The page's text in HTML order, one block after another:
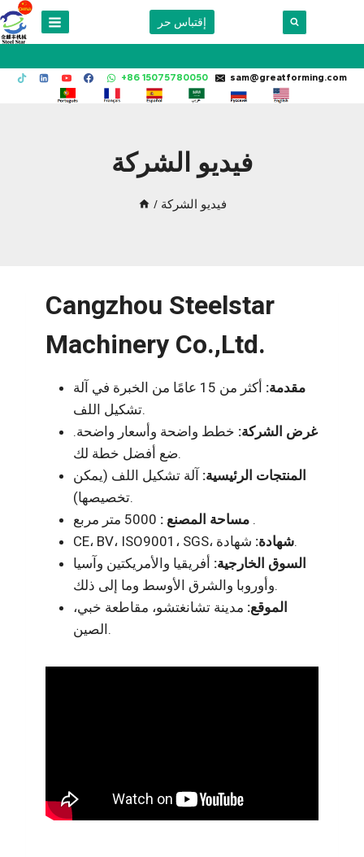
Skip
to
إقتباس حر
+86 15075780050 sam@greatforming.com
فيديو الشركة
/ فيديو الشركة
Cangzhou Steelstar
Machinery Co.,Ltd.
مقدمة:
أكثر من 15 عامًا من الخبرة في آلة
تشكيل اللف.
غرض الشركة: خطط واضحة وأسعار واضحة.
ضع أفضل خطة لك.
المنتجات الرئيسية: آلة تشكيل اللف (يمكن
تخصيصها).
مساحة المصنع : 5000 متر مربع .
CE، BV، ISO9001، SGS،
شهادة:شهادة.
السوق الخارجية: أفريقيا والأمريكتين وآسيا
وأوروبا والشرق الأوسط وما إلى ذلك.
الموقع: مدينة تشانغتشو، مقاطعة خبي،
الصين.